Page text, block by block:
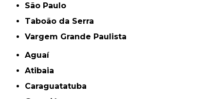
São Paulo
Taboão da Serra
Vargem Grande Paulista
Aguaí
Atibaia
Caraguatatuba